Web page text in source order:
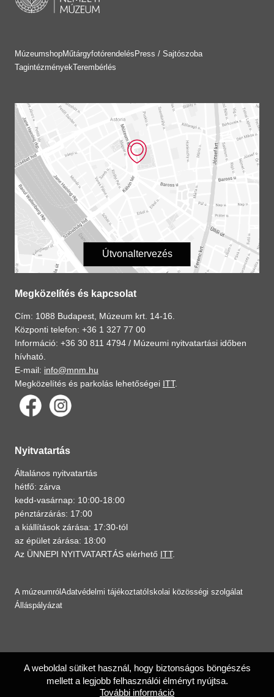
MúzeumshopMűtárgyfotórendelés Press / Sajtószoba
TagintézményekTerembérlés
Útvonaltervezés
Megközelítés és kapcsolat
Cím: 1088 Budapest, Múzeum krt. 14-16.
Központi telefon: +36 1 327 77 00
Információ: +36 30 811 4794 / Múzeumi nyitvatartási időben
hívható.
E-mail: info@mnm.hu
Megközelítés és parkolás lehetőségei ITT.
Nyitvatartás
Általános nyitvatartás
hétfő: zárva
kedd-vasárnap: 10:00-18:00
pénztárzárás: 17:00
a kiállítások zárása: 17:30-tól
az épület zárása: 18:00
Az ÜNNEPI NYITVATARTÁS elérhető ITT.
A múzeumról Adatvédelmi tájékoztató Iskolai közösségi szolgálat
Álláspályázat
A weboldal sütiket használ, hogy biztonságos böngészés
mellett a legjobb felhasználói élményt nyújtsa.
További információ